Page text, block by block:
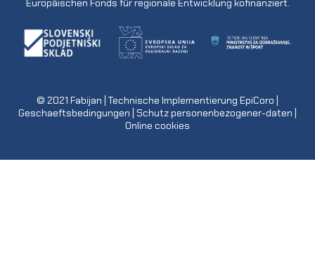
Europäischen Fonds für regionale Entwicklung kofinanziert.
© 2021 Fabijan | Technische Implementierung EpiCoro
Geschaeftsbedingungen Schutz personenbezogener-daten
Online cookies